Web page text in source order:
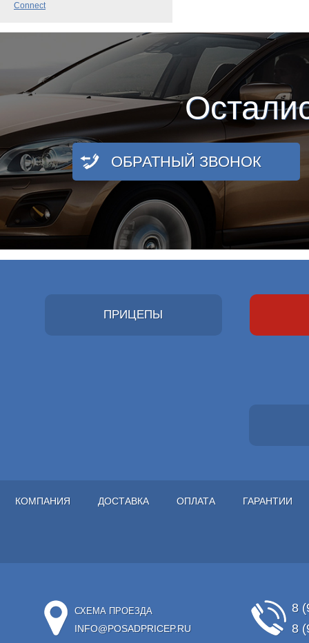
Connect
ОБРАТНЫЙ ЗВОНОК
ПРИЦЕПЫ
КОМПАНИЯ ДОСТАВКА ОПЛАТА ГАРАНТИИ
СХЕМА ПРОЕЗДА
INFO@POSADPRICEP.RU
8
8